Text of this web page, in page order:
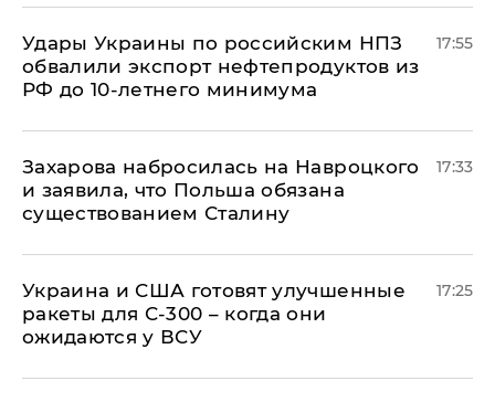
Удары Украины по российским НПЗ
обвалили экспорт нефтепродуктов из
РФ до 10-летнего минимума
17:55
​Захарова набросилась на Навроцкого
и заявила, что Польша обязана
существованием Сталину
17:33
Украина и США готовят улучшенные
ракеты для С-300 – когда они
ожидаются у ВСУ
17:25